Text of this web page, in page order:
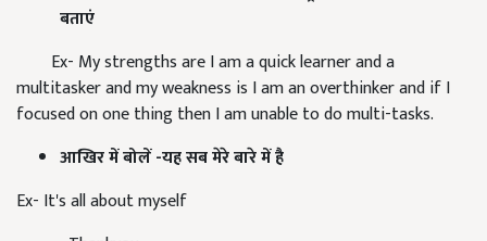
बताएं
Ex- My strengths are I am a quick learner and a
multitasker and my weakness is I am an overthinker and if I
focused on one thing then I am unable to do multi-tasks.
आखिर में बोलें -यह सब मेरे बारे में है
Ex- It's all about myself